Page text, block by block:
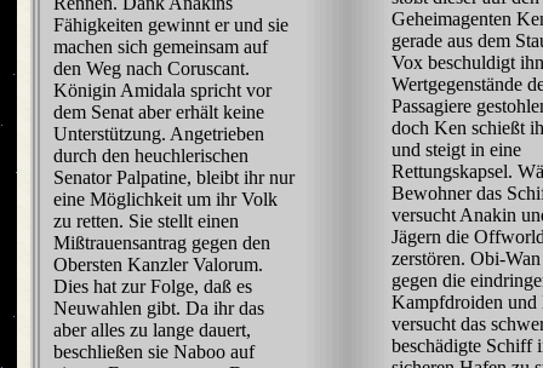
Fähigkeiten gewinnt er und sie
machen sich gemeinsam auf
den Weg nach Coruscant.
Königin Amidala spricht vor
dem Senat aber erhält keine
Unterstützung. Angetrieben
durch den heuchlerischen
Senator Palpatine, bleibt ihr nur
eine Möglichkeit um ihr Volk
zu retten. Sie stellt einen
Mißtrauensantrag gegen den
Obersten Kanzler Valorum.
Dies hat zur Folge, daß es
Neuwahlen gibt. Da ihr das
aber alles zu lange dauert,
beschließen sie Naboo auf
Geheimagenten
gerade aus dem
Vox beschuldigt
Wertgegenstände
Passagiere
doch Ken schießt
und steigt in eine
Rettungskapsel.
Bewohner das
versucht Anakin
Jägern die
zerstören. Obi-
gegen die
Kampfdroiden
versucht das
beschädigte Schiff